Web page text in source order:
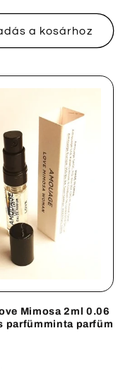
a kosárhoz
Mimosa 2ml 0.06
parfümminta parfüm